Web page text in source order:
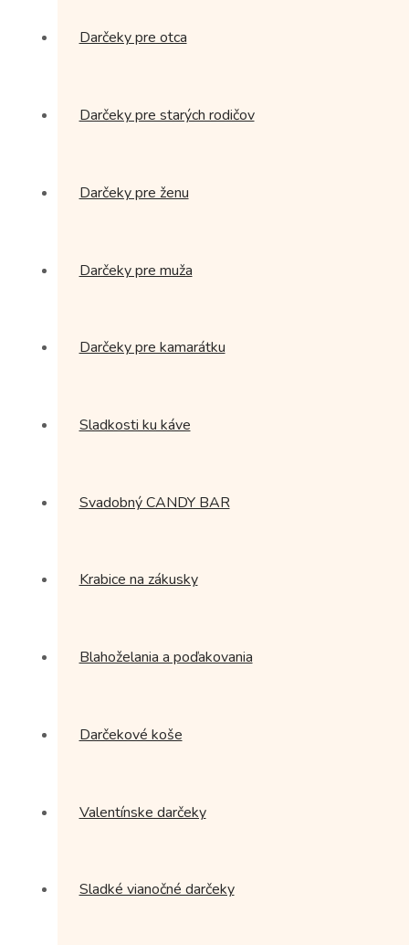
Darčeky pre otca
Darčeky pre starých rodičov
Darčeky pre ženu
Darčeky pre muža
Darčeky pre kamarátku
Sladkosti ku káve
Svadobný CANDY BAR
Krabice na zákusky
Blahoželania a poďakovania
Darčekové koše
Valentínske darčeky
Sladké vianočné darčeky